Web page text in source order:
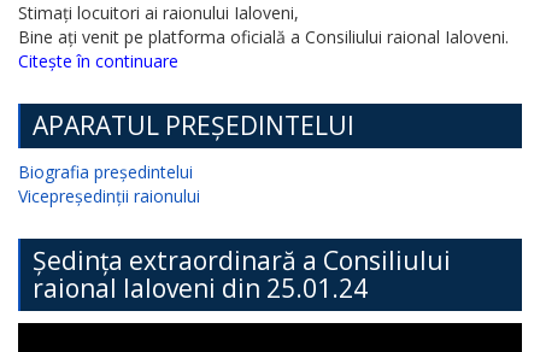
Stimați locuitori ai raionului Ialoveni,
Bine ați venit pe platforma oficială a Consiliului raional Ialoveni.
Citește în continuare
APARATUL PREȘEDINTELUI
Biografia președintelui
Vicepreședinții raionului
Ședința extraordinară a Consiliului
raional Ialoveni din 25.01.24